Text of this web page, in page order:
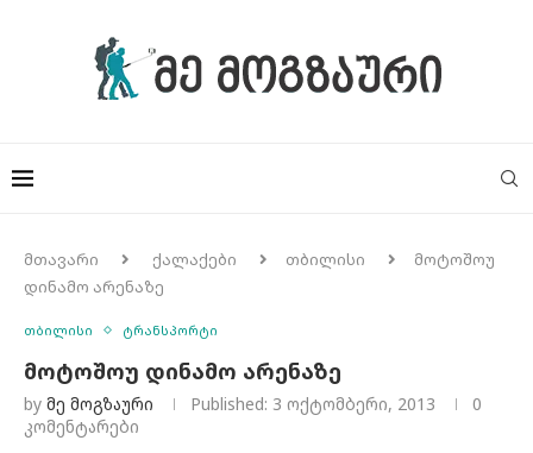
მთავარი ქალაქები თბილისი
მოტოშოუ
დინამო არენაზე
თბილისი ტრანსპორტი
მოტოშოუ დინამო არენაზე
by Მე Მოგზაური Published: 3 ოქტომბერი, 2013
0
კომენტარები